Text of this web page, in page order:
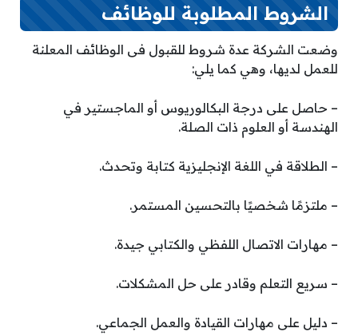
الشروط المطلوبة للوظائف
وضعت الشركة عدة شروط للقبول فى الوظائف المعلنة
للعمل لديها، وهي كما يلي:
– حاصل على درجة البكالوريوس أو الماجستير في
الهندسة أو العلوم ذات الصلة.
– الطلاقة في اللغة الإنجليزية كتابة وتحدث.
– ملتزمًا شخصيًا بالتحسين المستمر.
– مهارات الاتصال اللفظي والكتابي جيدة.
– سريع التعلم وقادر على حل المشكلات.
– دليل على مهارات القيادة والعمل الجماعي.